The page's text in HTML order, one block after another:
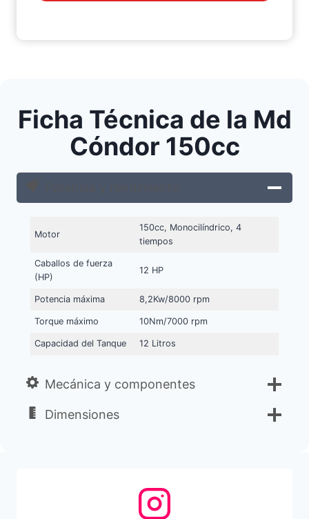
Ficha Técnica de la Md
Cóndor 150cc
Motor
150cc, Monocilíndrico, 4
tiempos
Caballos de fuerza
(HP)
12 HP
Potencia máxima 8,2Kw/8000 rpm
Torque máximo 10Nm/7000 rpm
Capacidad del Tanque 12 Litros
Mecánica y componentes
Dimensiones